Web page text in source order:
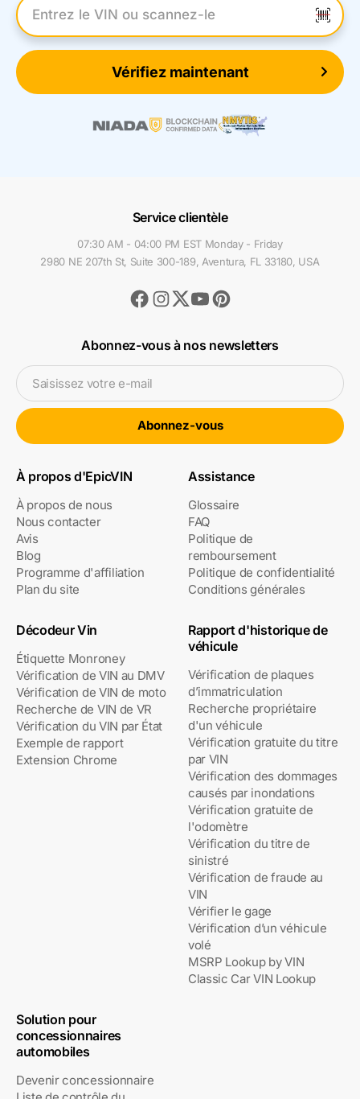
Entrez le numéro VIN
Vérifiez maintenant
Service clientèle
07:30 AM - 04:00 PM EST Monday - Friday
2980 NE 207th St, Suite 300-189, Aventura, FL 33180, USA
Facebook
Instagram
TwitterYoutubePinterest
Abonnez-vous à nos newsletters
Saisissez votre e-mail
Abonnez-vous
À propos d'EpicVIN
À propos de nous
Nous contacter
Avis
Blog
Programme d'affiliation
Plan du site
Assistance
Glossaire
FAQ
Politique de
remboursement
Politique de confidentialité
Conditions générales
Décodeur Vin
Étiquette Monroney
Vérification de VIN au DMV
Vérification de VIN de moto
Recherche de VIN de VR
Vérification du VIN par État
Exemple de rapport
Extension Chrome
Rapport d'historique de
véhicule
Vérification de plaques
d’immatriculation
Recherche propriétaire
d'un véhicule
Vérification gratuite du titre
par VIN
Vérification des dommages
causés par inondations
Vérification gratuite de
l'odomètre
Vérification du titre de
sinistré
Vérification de fraude au
VIN
Vérifier le gage
Vérification d’un véhicule
volé
MSRP Lookup by VIN
Classic Car VIN Lookup
Solution pour
concessionnaires
automobiles
Devenir concessionnaire